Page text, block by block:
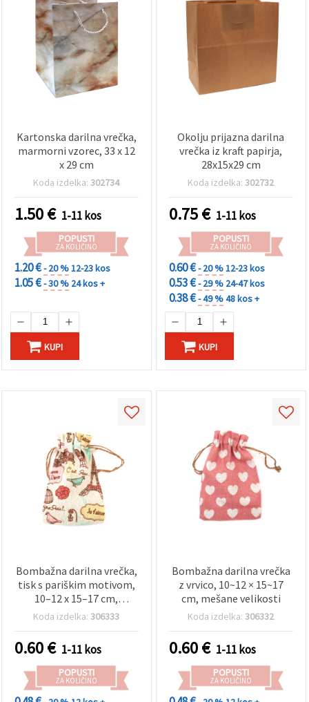
Kartonska darilna vrečka,
marmorni vzorec, 33 x 12
x 29 cm
Koda izdelka:302734
1.50€ 1-11 kos
POPUSTI
ZA KOLIČINO
1.20 €- 20 %12-23 kos
1.05 €- 30 % 24 kos +
KUPI
Okolju prijazna darilna
vrečka iz kraft papirja,
28x15x29 cm
Koda izdelka:302732
0.75€ 1-11 kos
POPUSTI
ZA KOLIČINO
0.60 €- 20 %12-23 kos
0.53 €- 29 % 24-47 kos
0.38 €- 49 %48 kos +
KUPI
Bombažna darilna vrečka,
tisk s pariškim motivom,
10–12 x 15–17 cm,
asortirano
Koda izdelka:306333
0.60€ 1-11 kos
POPUSTI
ZA KOLIČINO
Bombažna darilna vrečka
z vrvico, 10~12 × 15~17
cm, mešane velikosti
Koda izdelka:306332
0.60€ 1-11 kos
POPUSTI
ZA KOLIČINO